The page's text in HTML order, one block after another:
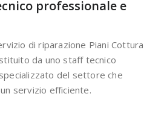
professionale e
di riparazione Piani Cottura
da uno staff tecnico
del settore che
servizio efficiente.